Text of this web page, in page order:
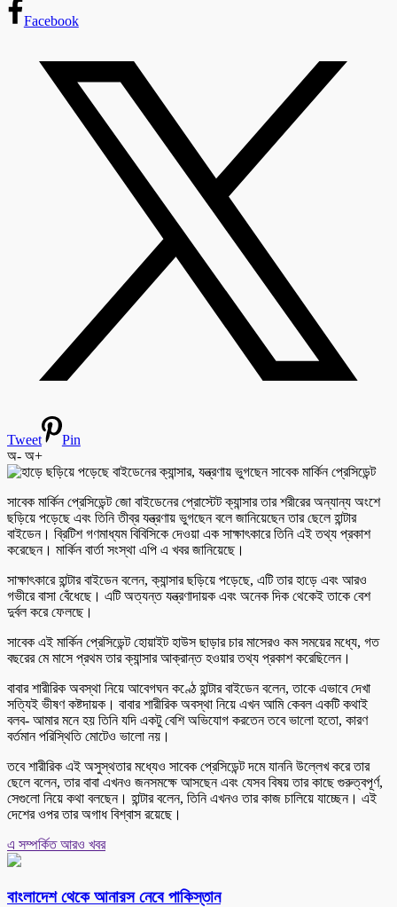
Facebook
Tweet
Pin
অ- অ+
সাবেক মার্কিন প্রেসিডেন্ট জো বাইডেনের প্রোস্টেট ক্যান্সার তার শরীরের অন্যান্য অংশে
ছড়িয়ে পড়েছে এবং তিনি তীব্র যন্ত্রণায় ভুগছেন বলে জানিয়েছেন তার ছেলে হান্টার
বাইডেন। ব্রিটিশ গণমাধ্যম বিবিসিকে দেওয়া এক সাক্ষাৎকারে তিনি এই তথ্য প্রকাশ
করেছেন। মার্কিন বার্তা সংস্থা এপি এ খবর জানিয়েছে।
সাক্ষাৎকারে হান্টার বাইডেন বলেন, ক্যান্সার ছড়িয়ে পড়েছে, এটি তার হাড়ে এবং আরও
গভীরে বাসা বেঁধেছে। এটি অত্যন্ত যন্ত্রণাদায়ক এবং অনেক দিক থেকেই তাকে বেশ
দুর্বল করে ফেলছে।
সাবেক এই মার্কিন প্রেসিডেন্ট হোয়াইট হাউস ছাড়ার চার মাসেরও কম সময়ের মধ্যে, গত
বছরের মে মাসে প্রথম তার ক্যান্সার আক্রান্ত হওয়ার তথ্য প্রকাশ করেছিলেন।
বাবার শারীরিক অবস্থা নিয়ে আবেগঘন কণ্ঠে হান্টার বাইডেন বলেন, তাকে এভাবে দেখা
সত্যিই ভীষণ কষ্টদায়ক। বাবার শারীরিক অবস্থা নিয়ে এখন আমি কেবল একটি কথাই
বলব- আমার মনে হয় তিনি যদি একটু বেশি অভিযোগ করতেন তবে ভালো হতো, কারণ
বর্তমান পরিস্থিতি মোটেও ভালো নয়।
তবে শারীরিক এই অসুস্থতার মধ্যেও সাবেক প্রেসিডেন্ট দমে যাননি উল্লেখ করে তার
ছেলে বলেন, তার বাবা এখনও জনসমক্ষে আসছেন এবং যেসব বিষয় তার কাছে গুরুত্বপূর্ণ,
সেগুলো নিয়ে কথা বলছেন। হান্টার বলেন, তিনি এখনও তার কাজ চালিয়ে যাচ্ছেন। এই
দেশের ওপর তার অগাধ বিশ্বাস রয়েছে।
এ সম্পর্কিত আরও খবর
বাংলাদেশ থেকে আনারস নেবে পাকিস্তান